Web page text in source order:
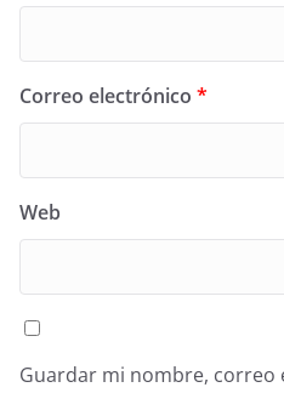
Correo electrónico *
Web
Guardar mi nombre, correo